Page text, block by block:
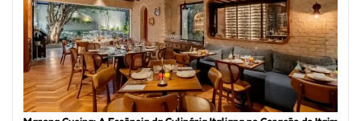
Escolher
o
Forno
Ideal
para
sua
Pizzaria